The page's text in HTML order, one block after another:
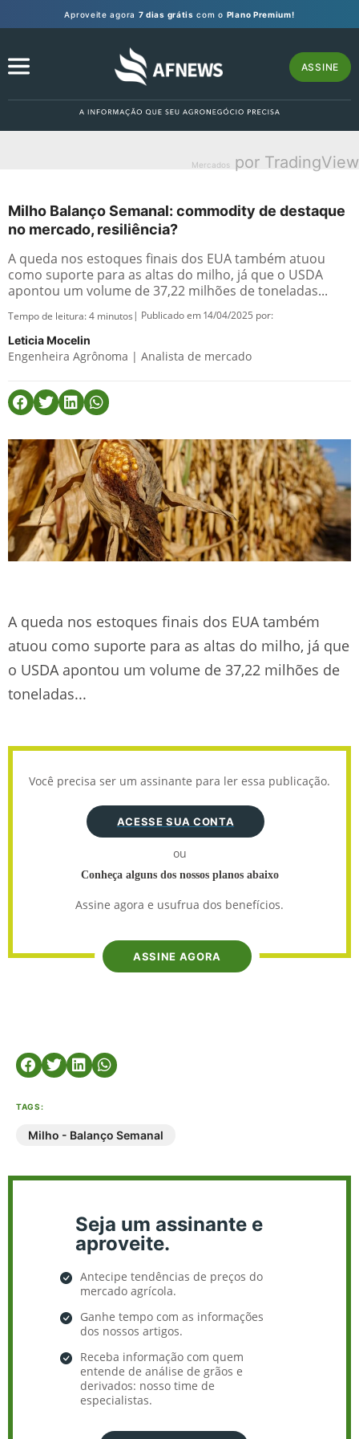
Aproveite agora 7 dias grátis com o Plano Premium!
ASSINE
Mercados por TradingView
Milho Balanço Semanal: commodity de destaque
no mercado, resiliência?
A queda nos estoques finais dos EUA também atuou
como suporte para as altas do milho, já que o USDA
apontou um volume de 37,22 milhões de toneladas...
Tempo de leitura:4 minutos | Publicado em 14/04/2025 por:
Leticia Mocelin
Engenheira Agrônoma | Analista de mercado
A queda nos estoques finais dos EUA também
atuou como suporte para as altas do milho, já que
o USDA apontou um volume de 37,22 milhões de
toneladas...
Você precisa ser um assinante para ler essa publicação.
ACESSE SUA CONTA
ou
Conheça alguns dos nossos planos abaixo
Assine agora e usufrua dos benefícios.
ASSINE AGORA
TAGS:
Milho - Balanço Semanal
Seja um assinante e
aproveite.
Antecipe tendências de preços do
mercado agrícola.
Ganhe tempo com as informações
dos nossos artigos.
Receba informação com quem
entende de análise de grãos e
derivados: nosso time de
especialistas.